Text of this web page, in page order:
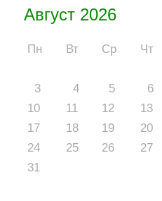
Август 2026
Пн Вт Ср Чт
3
4 5 6
10
11 12 13
17
18 19 20
24
25 26 27
31